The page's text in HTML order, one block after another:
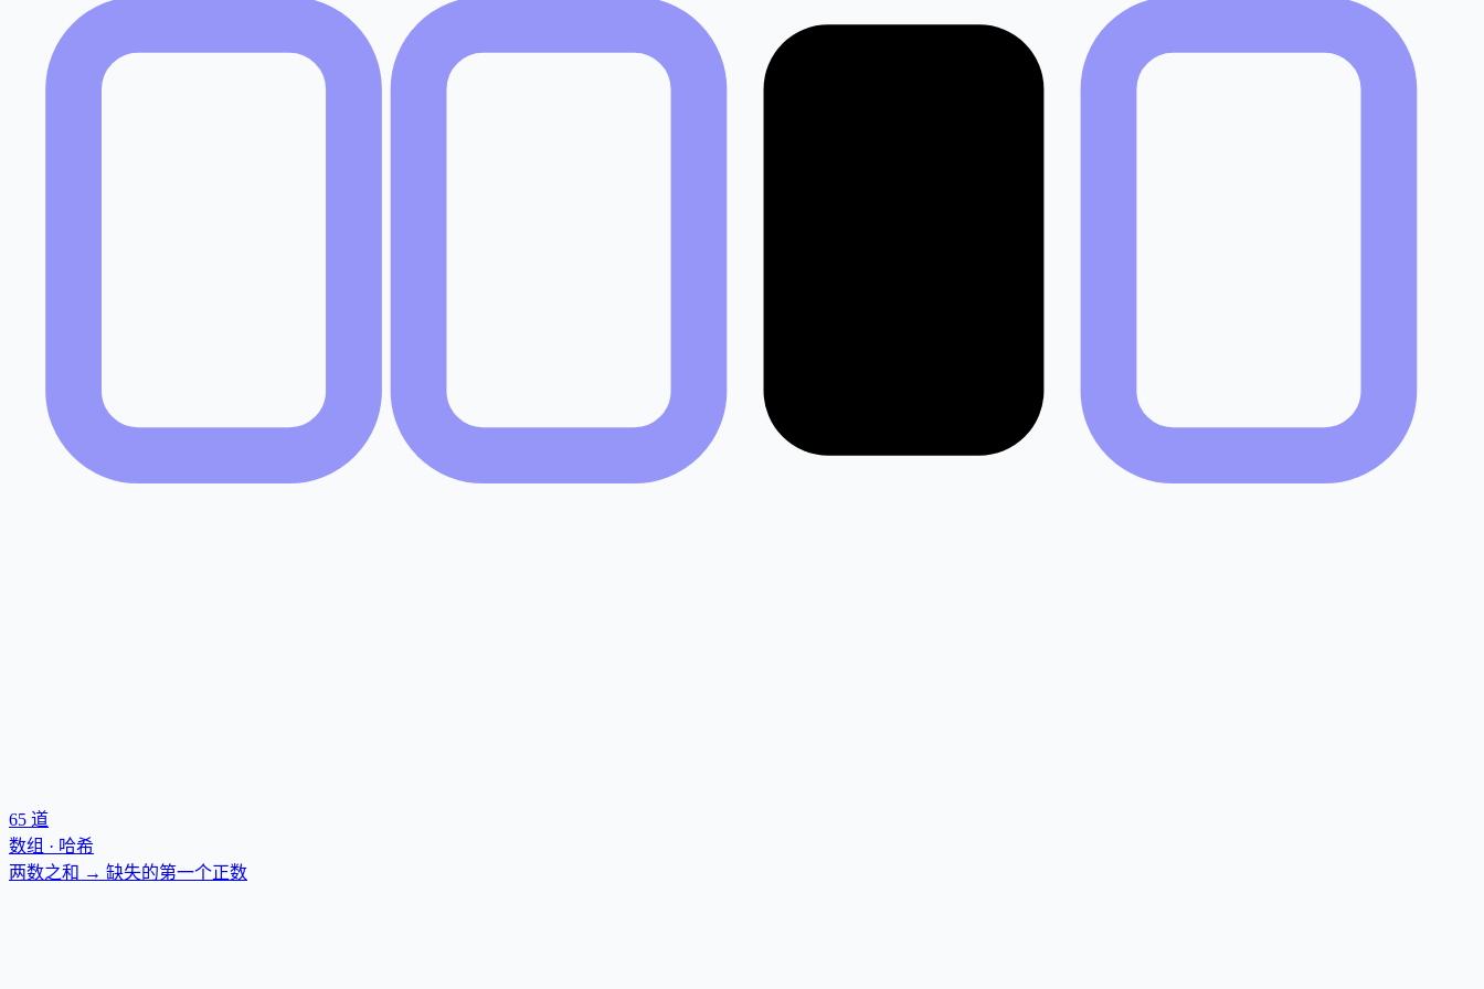
65 道
数组 · 哈希
两数之和 → 缺失的第一个正数